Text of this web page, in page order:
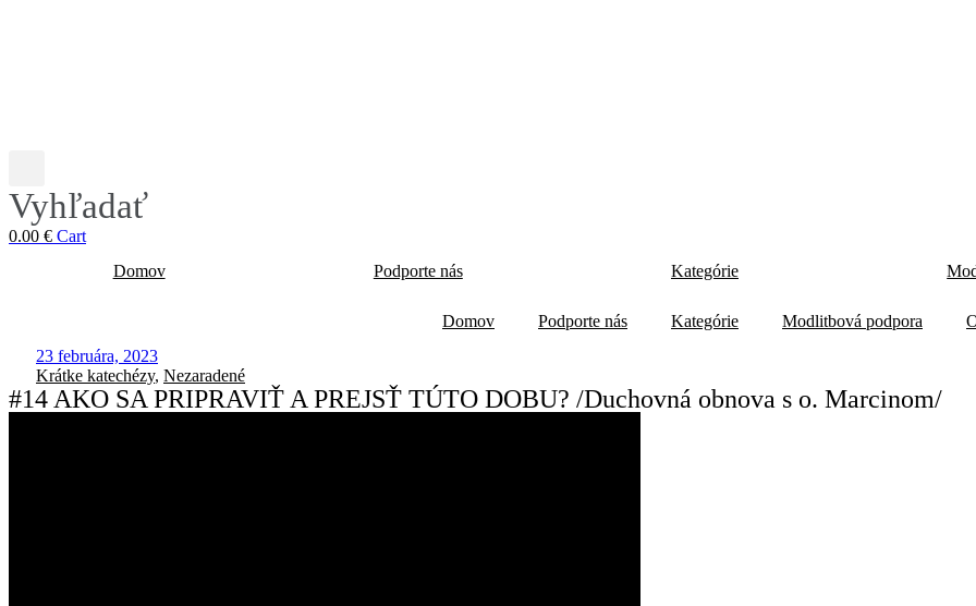
Vyhľadať
0.00 € Cart
Domov
Podporte nás Kategórie
Domov Podporte nás Kategórie Modlitbová podpora
23 februára, 2023
Krátke katechézy, Nezaradené
#14 AKO SA PRIPRAVIŤ A PREJSŤ TÚTO DOBU? /Duchovná obnova s o. Marcinom/